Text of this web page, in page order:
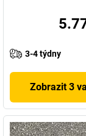
3-4 týdny
Zobrazit 3